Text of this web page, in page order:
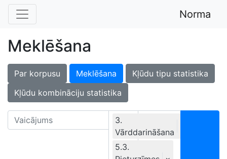
Norma
Meklēšana
Par korpusu Meklēšana
Kļūdu tipu statistika
Kļūdu kombināciju statistika
3.
Vārddarināšana
5.3.
Ekskluzīvi